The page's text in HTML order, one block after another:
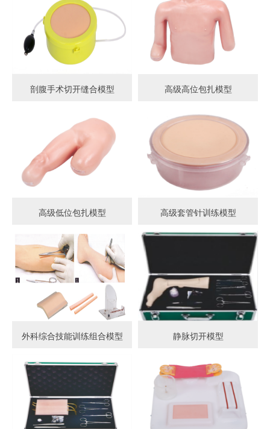
剖腹手术切开缝合模型 高级高位包扎模型
高级低位包扎模型 高级套管针训练模型
外科综合技能训练组合模型 静脉切开模型